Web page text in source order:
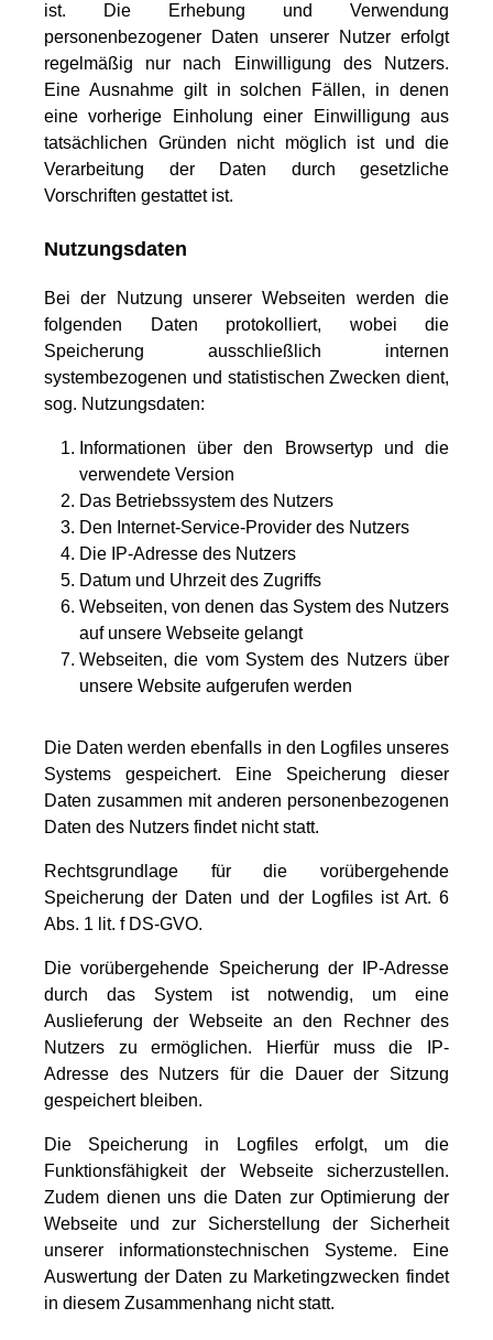
ist. Die Erhebung und Verwendung
personenbezogener Daten unserer Nutzer erfolgt
regelmäßig nur nach Einwilligung des Nutzers.
Eine Ausnahme gilt in solchen Fällen, in denen
eine vorherige Einholung einer Einwilligung aus
tatsächlichen Gründen nicht möglich ist und die
Verarbeitung der Daten durch gesetzliche
Vorschriften gestattet ist.
Nutzungsdaten
Bei der Nutzung unserer Webseiten werden die
folgenden Daten protokolliert, wobei die
Speicherung ausschließlich internen
systembezogenen und statistischen Zwecken dient,
sog. Nutzungsdaten:
Informationen über den Browsertyp und die
verwendete Version
Das Betriebssystem des Nutzers
Den Internet-Service-Provider des Nutzers
Die IP-Adresse des Nutzers
Datum und Uhrzeit des Zugriffs
Webseiten, von denen das System des Nutzers
auf unsere Webseite gelangt
Webseiten, die vom System des Nutzers über
unsere Website aufgerufen werden
Die Daten werden ebenfalls in den Logfiles unseres
Systems gespeichert. Eine Speicherung dieser
Daten zusammen mit anderen personenbezogenen
Daten des Nutzers findet nicht statt.
Rechtsgrundlage für die vorübergehende
Speicherung der Daten und der Logfiles ist Art. 6
Abs. 1 lit. f DS-GVO.
Die vorübergehende Speicherung der IP-Adresse
durch das System ist notwendig, um eine
Auslieferung der Webseite an den Rechner des
Nutzers zu ermöglichen. Hierfür muss die IP-
Adresse des Nutzers für die Dauer der Sitzung
gespeichert bleiben.
Die Speicherung in Logfiles erfolgt, um die
Funktionsfähigkeit der Webseite sicherzustellen.
Zudem dienen uns die Daten zur Optimierung der
Webseite und zur Sicherstellung der Sicherheit
unserer informationstechnischen Systeme. Eine
Auswertung der Daten zu Marketingzwecken findet
in diesem Zusammenhang nicht statt.